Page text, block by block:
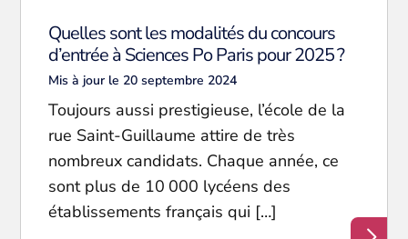
Quelles sont les modalités du concours
d’entrée à Sciences Po Paris pour 2025 ?
Mis à jour le 20 septembre 2024
Toujours aussi prestigieuse, l’école de la
rue Saint-Guillaume attire de très
nombreux candidats. Chaque année, ce
sont plus de 10 000 lycéens des
établissements français qui […]